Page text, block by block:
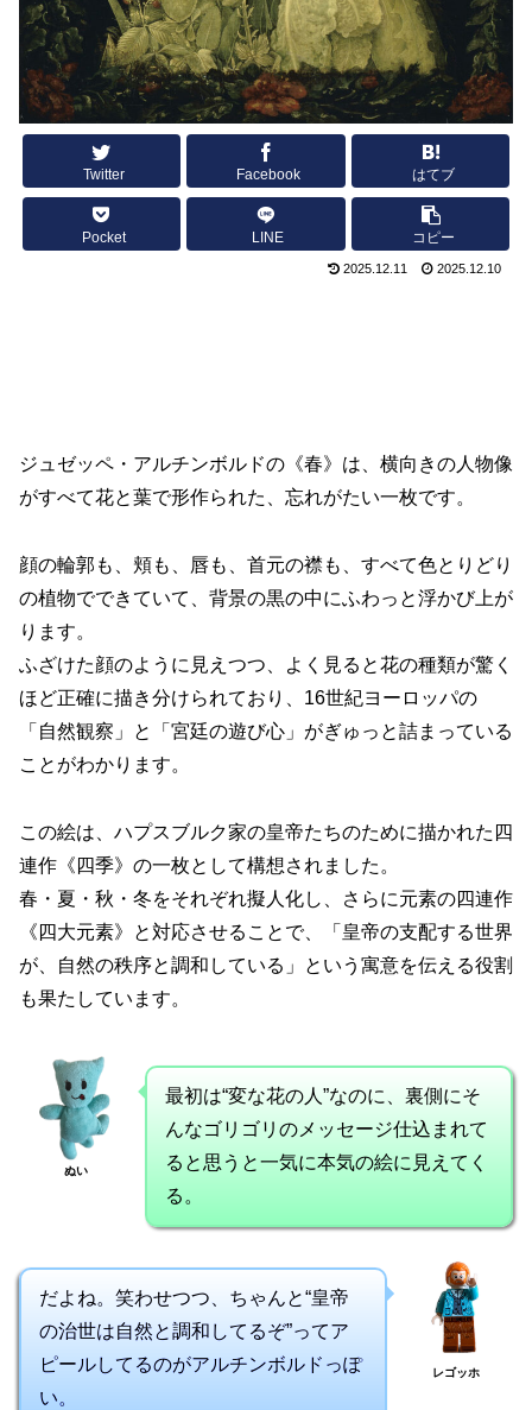
Twitter Facebook はてブ
Pocket LINE コピー
2025.12.11 2025.12.10
ジュゼッペ・アルチンボルドの《春》は、横向きの人物像
がすべて花と葉で形作られた、忘れがたい一枚です。
顔の輪郭も、頬も、唇も、首元の襟も、すべて色とりどり
の植物でできていて、背景の黒の中にふわっと浮かび上が
ります。
ふざけた顔のように見えつつ、よく見ると花の種類が驚く
ほど正確に描き分けられており、16世紀ヨーロッパの
「自然観察」と「宮廷の遊び心」がぎゅっと詰まっている
ことがわかります。
この絵は、ハプスブルク家の皇帝たちのために描かれた四
連作《四季》の一枚として構想されました。
春・夏・秋・冬をそれぞれ擬人化し、さらに元素の四連作
《四大元素》と対応させることで、「皇帝の支配する世界
が、自然の秩序と調和している」という寓意を伝える役割
も果たしています。
ぬい
最初は“変な花の人”なのに、裏側にそ
んなゴリゴリのメッセージ仕込まれて
ると思うと一気に本気の絵に見えてく
る。
だよね。笑わせつつ、ちゃんと“皇帝
の治世は自然と調和してるぞ”ってア
ピールしてるのがアルチンボルドっぽ
い。
レゴッホ